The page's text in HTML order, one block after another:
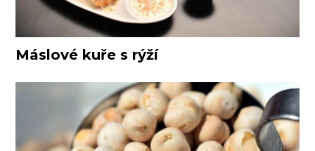
Máslové kuře s rýží